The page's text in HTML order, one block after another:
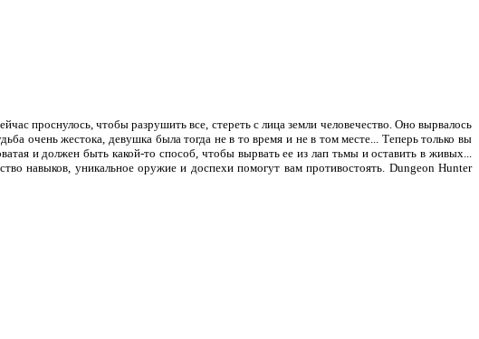
проснулось, чтобы разрушить все, стереть с лица земли человечество. Оно вырвалось
очень жестока, девушка была тогда не в то время и не в том месте... Теперь только вы
и должен быть какой-то способ, чтобы вырвать ее из лап тьмы и оставить в живых...
навыков, уникальное оружие и доспехи помогут вам противостоять. Dungeon Hunter